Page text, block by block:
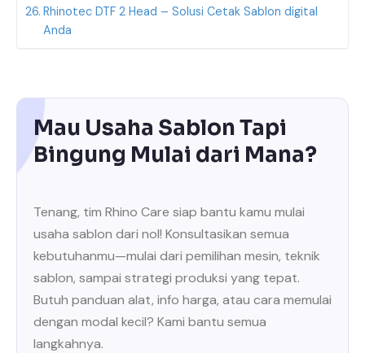
Rhinotec DTF 2 Head – Solusi Cetak Sablon digital
Anda
Mau Usaha Sablon Tapi
Bingung Mulai dari Mana?
Tenang, tim Rhino Care siap bantu kamu mulai
usaha sablon dari nol! Konsultasikan semua
kebutuhanmu—mulai dari pemilihan mesin, teknik
sablon, sampai strategi produksi yang tepat.
Butuh panduan alat, info harga, atau cara memulai
dengan modal kecil? Kami bantu semua
langkahnya.